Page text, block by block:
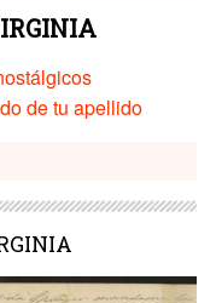
de tu apellido